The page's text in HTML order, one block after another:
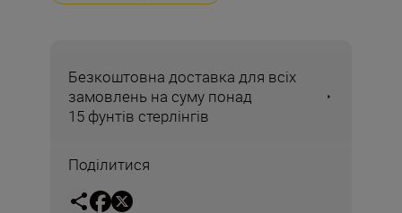
Безкоштовна доставка для всіх
замовлень на суму понад
15 фунтів стерлінгів
Поділитися